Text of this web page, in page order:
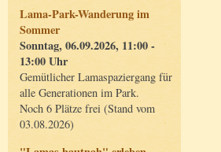
Lama-Park-Wanderung im
Sommer
Sonntag, 06.09.2026, 11:00 -
13:00 Uhr
Gemütlicher Lamaspaziergang für
alle Generationen im Park.
Noch 6 Plätze frei (Stand vom
03.08.2026)